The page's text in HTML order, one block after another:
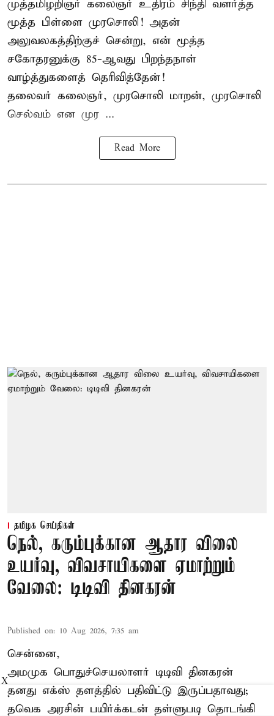
முத்தமிழறிஞர் கலைஞர் உதிரம் சிந்தி வளர்த்த
மூத்த பிள்ளை முரசொலி! அதன்
அலுவலகத்திற்குச் சென்று, என் மூத்த
சகோதரனுக்கு 85-ஆவது பிறந்தநாள்
வாழ்த்துகளைத் தெரிவித்தேன்!
தலைவர் கலைஞர், முரசொலி மாறன், முரசொலி
செல்வம் என முர ...
Read More
தமிழக செய்திகள்
நெல், கரும்புக்கான ஆதார விலை
உயர்வு, விவசாயிகளை ஏமாற்றும்
வேலை: டிடிவி தினகரன்
Published on: 10 Aug 2026, 7:35 am
சென்னை,
அமமுக பொதுச்செயலாளர் டிடிவி தினகரன்
தனது எக்ஸ் தளத்தில் பதிவிட்டு இருப்பதாவது;
தவெக அரசின் பயிர்க்கடன் தள்ளுபடி தொடங்கி
X